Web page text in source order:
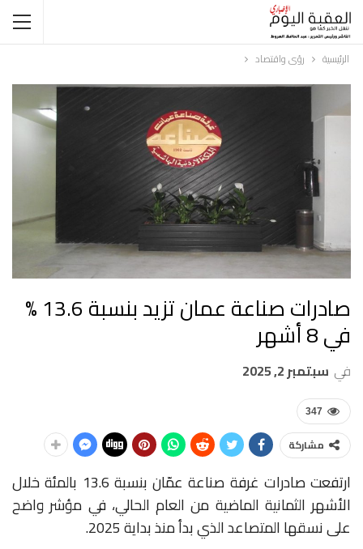
الرئيسية رؤى واقتصاد
صادرات صناعة عمان تزيد بنسبة 13.6 %
في 8 أشهر
في سبتمبر 2, 2025
347
مشاركة
ارتفعت صادرات غرفة صناعة عمّان بنسبة 13.6 بالمئة خلال
الأشهر الثمانية الماضية من العام الحالي، في مؤشر واضح
على نسقها المتصاعد الذي بدأ منذ بداية 2025.